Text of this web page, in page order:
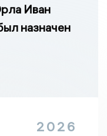
Иван
назначен
2026